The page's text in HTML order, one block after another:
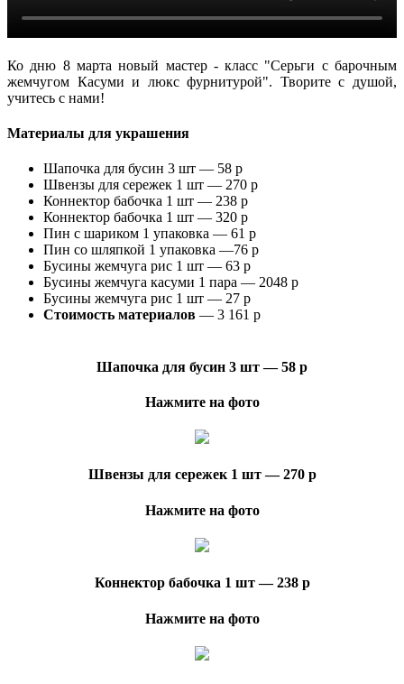
Ко дню 8 марта новый мастер - класс "Серьги с барочным
жемчугом Касуми и люкс фурнитурой". Творите с душой,
учитесь с нами!
Материалы для украшения
Шапочка для бусин 3 шт — 58 р
Швензы для сережек 1 шт — 270 р
Коннектор бабочка 1 шт — 238 р
Коннектор бабочка 1 шт — 320 р
Пин с шариком 1 упаковка — 61 р
Пин со шляпкой 1 упаковка —76 р
Бусины жемчуга рис 1 шт — 63 р
Бусины жемчуга касуми 1 пара — 2048 р
Бусины жемчуга рис 1 шт — 27 р
Стоимость материалов — 3 161 р
Шапочка для бусин 3 шт — 58 р
Нажмите на фото
Швензы для сережек 1 шт — 270 р
Нажмите на фото
Коннектор бабочка 1 шт — 238 р
Нажмите на фото